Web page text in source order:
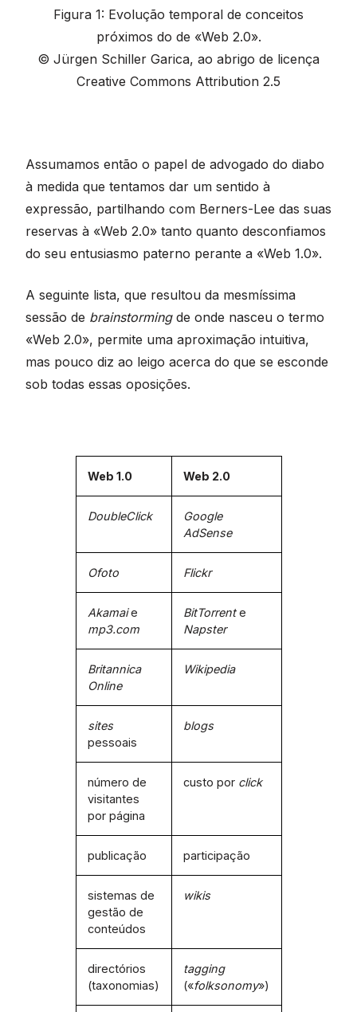
Figura 1: Evolução temporal de conceitos
próximos do de «Web 2.0».
© Jürgen Schiller Garica, ao abrigo de licença
Creative Commons Attribution 2.5
Assumamos então o papel de advogado do diabo
à medida que tentamos dar um sentido à
expressão, partilhando com Berners-Lee das suas
reservas à «Web 2.0» tanto quanto desconfiamos
do seu entusiasmo paterno perante a «Web 1.0».
A seguinte lista, que resultou da mesmíssima
sessão de brainstormingde onde nasceu o termo
«Web 2.0», permite uma aproximação intuitiva,
mas pouco diz ao leigo acerca do que se esconde
sob todas essas oposições.
Web 1.0 Web 2.0
DoubleClick
Google
AdSense
Ofoto Flickr
Akamaie
mp3.com
BitTorrente
Napster
Britannica
Online
Wikipedia
sites
pessoais
blogs
número de
visitantes
por página
custo por click
publicação participação
sistemas de
gestão de
conteúdos
wikis
directórios
(taxonomias)
tagging
(«folksonomy»)